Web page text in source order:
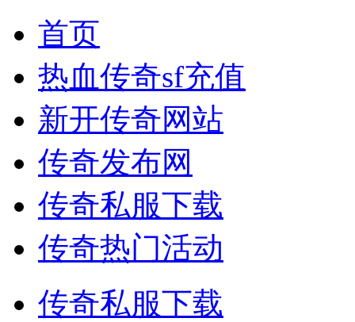
首页
热血传奇sf充值
新开传奇网站
传奇发布网
传奇私服下载
传奇热门活动
传奇私服下载